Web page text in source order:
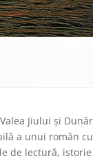
Jiului şi
a unui român
de lectură,